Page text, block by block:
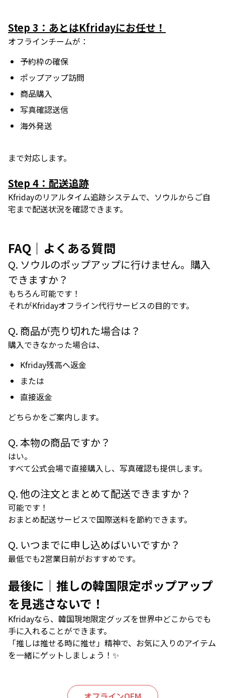
Step 3：あとはKfridayにお任せ！
オフラインチームが：
予約枠の確保
ポップアップ訪問
商品購入
写真確認送信
海外発送
まで対応します。
Step 4：配送追跡
Kfridayのリアルタイム追跡システムで、ソウルからご自
宅まで配送状況を確認できます。
FAQ｜よくある質問
Q. ソウルのポップアップに行けません。購入
できますか？
もちろん可能です！
それがKfridayオフライン代行サービスの目的です。
Q. 商品が売り切れた場合は？
購入できなかった場合は、
Kfriday残高へ返金
または
直接返金
どちらかをご案内します。
Q. 本物の商品ですか？
はい。
すべて公式会場で直接購入し、写真確認も提供します。
Q. 他の注文とまとめて配送できますか？
可能です！
おまとめ配送サービスで国際送料を節約できます。
Q. いつまでに申し込めばいいですか？
最低でも2営業日前がおすすめです。
最後に｜推しの韓国限定ポップアップ
を見逃さないで！
Kfridayなら、韓国現地限定グッズを世界中どこからでも
手に入れることができます。
「推しは推せる時に推せ」精神で、お気に入りのアイテム
を一緒にゲットしましょう！✨